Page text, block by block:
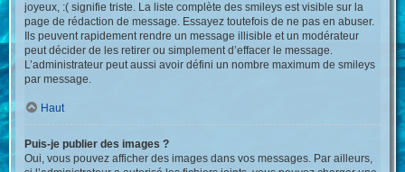
joyeux, :( signifie triste. La liste complète des smileys est visible sur la
page de rédaction de message. Essayez toutefois de ne pas en abuser.
Ils peuvent rapidement rendre un message illisible et un modérateur
peut décider de les retirer ou simplement d’effacer le message.
L’administrateur peut aussi avoir défini un nombre maximum de smileys
par message.
Haut
Puis-je publier des images ?
Oui, vous pouvez afficher des images dans vos messages. Par ailleurs,